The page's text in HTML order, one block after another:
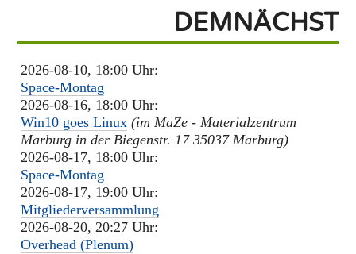
DEMNÄCHST
2026-08-10, 18:00 Uhr:
Space-Montag
2026-08-16, 18:00 Uhr:
Win10 goes Linux (im MaZe - Materialzentrum
Marburg in der Biegenstr. 17 35037 Marburg)
2026-08-17, 18:00 Uhr:
Space-Montag
2026-08-17, 19:00 Uhr:
Mitgliederversammlung
2026-08-20, 20:27 Uhr:
Overhead (Plenum)